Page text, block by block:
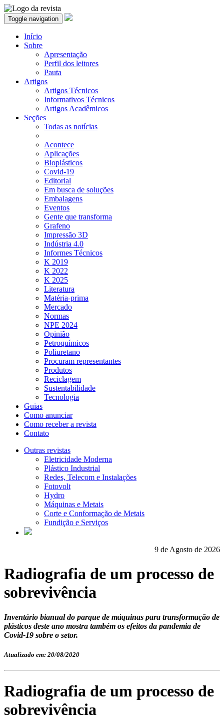
Toggle navigation
Início
Sobre
Apresentação
Perfil dos leitores
Pauta
Artigos
Artigos Técnicos
Informativos Técnicos
Artigos Acadêmicos
Seções
Todas as notícias
Acontece
Aplicações
Bioplásticos
Covid-19
Editorial
Em busca de soluções
Embalagens
Eventos
Gente que transforma
Grafeno
Impressão 3D
Indústria 4.0
Informes Técnicos
K 2019
K 2022
K 2025
Literatura
Matéria-prima
Mercado
Normas
NPE 2024
Opinião
Petroquímicos
Poliuretano
Procuram representantes
Produtos
Reciclagem
Sustentabilidade
Tecnologia
Guias
Como anunciar
Como receber a revista
Contato
Outras revistas
Eletricidade Moderna
Plástico Industrial
Redes, Telecom e Instalações
Fotovolt
Hydro
Máquinas e Metais
Corte e Conformação de Metais
Fundição e Serviços
9 de Agosto de 2026
Radiografia de um processo de
sobrevivência
Inventário bianual do parque de máquinas para transformação de
plásticos deste ano mostra também os efeitos da pandemia de
Covid-19 sobre o setor.
Atualizado em: 20/08/2020
Radiografia de um processo de
sobrevivência